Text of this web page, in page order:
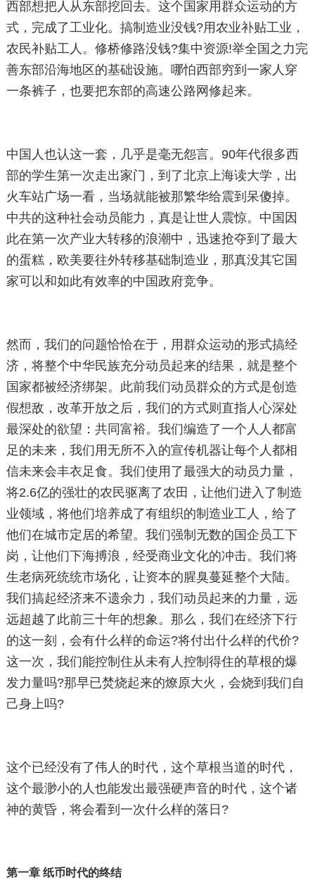
西部想把人从东部挖回去。这个国家用群众运动的方
式，完成了工业化。搞制造业没钱?用农业补贴工业，
农民补贴工人。修桥修路没钱?集中资源!举全国之力完
善东部沿海地区的基础设施。哪怕西部穷到一家人穿
一条裤子，也要把东部的高速公路网修起来。
中国人也认这一套，几乎是毫无怨言。90年代很多西
部的学生第一次走出家门，到了北京上海读大学，出
火车站广场一看，当场就能被那繁华给震到呆傻掉。
中共的这种社会动员能力，真是让世人震惊。中国因
此在第一次产业大转移的浪潮中，迅速抢夺到了最大
的蛋糕，欧美要往外转移基础制造业，那真没其它国
家可以和如此有效率的中国政府竞争。
然而，我们的问题恰恰在于，用群众运动的形式搞经
济，将整个中华民族充分动员起来的结果，就是整个
国家都被经济绑架。此前我们动员群众的方式是创造
假想敌，改革开放之后，我们的方式则直指人心深处
最深处的欲望：共同富裕。我们编造了一个人人都富
足的未来，我们用无所不入的宣传机器让每个人都相
信未来会丰衣足食。我们使用了最强大的动员力量，
将2.6亿的强壮的农民驱离了农田，让他们进入了制造
业领域，将他们培养成了有组织的制造业工人，给了
他们在城市定居的希望。我们强制无数的国企员工下
岗，让他们下海搏浪，经受商业文化的冲击。我们将
生老病死统统市场化，让资本的腥臭蔓延整个大陆。
我们搞起经济来不遗余力，我们动员起来的力量，远
远超越了此前三十年的想象。那么，我们在经济下行
的这一刻，会有什么样的命运?将付出什么样的代价?
这一次，我们能控制住从未有人控制得住的草根的爆
发力量吗?那早已焚烧起来的燎原大火，会烧到我们自
己身上吗?
这个已经没有了伟人的时代，这个草根当道的时代，
这个最渺小的人也能发出最强硬声音的时代，这个诸
神的黄昏，将会看到一次什么样的落日?
第一章 纸币时代的终结